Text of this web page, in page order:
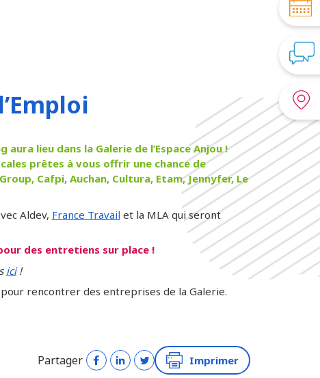
lieu dans la Galerie de l’Espace Anjou !
prêtes à vous offrir une chance de
Cafpi, Auchan, Cultura, Etam, Jennyfer, Le
Aldev, France Travail et la MLA qui seront
des entretiens sur place !
ici!
rencontrer des entreprises de la Galerie.
Partager Imprimer